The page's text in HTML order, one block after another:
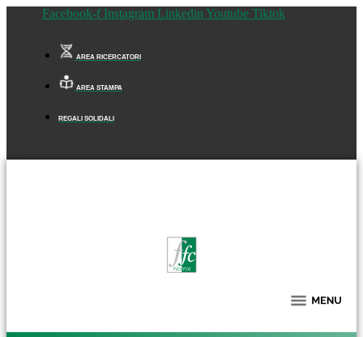
Facebook-f Instagram Linkedin Youtube Tiktok
AREA RICERCATORI
AREA STAMPA
REGALI SOLIDALI